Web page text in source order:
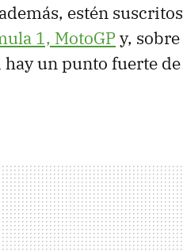
estén suscritos
1, MotoGP y, sobre
un punto fuerte de